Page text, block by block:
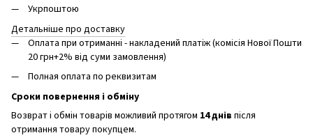
Укрпоштою
Детальніше про доставку
Оплата при отриманні - накладений платіж (комісія Нової Пошти
20 грн+2% від суми замовлення)
Полная оплата по реквизитам
Сроки повернення і обміну
Возврат і обмін товарів можливий протягом 14 днів після
отримання товару покупцем.